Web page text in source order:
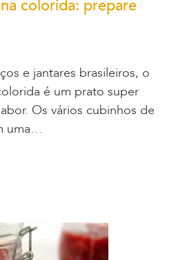
colorida: prepare
e jantares brasileiros, o
é um prato super
Os vários cubinhos de
uma…